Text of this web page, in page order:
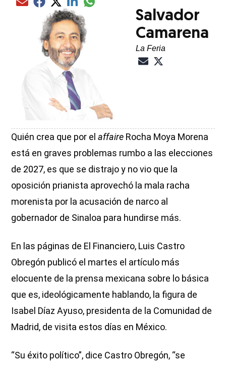
Compartir el artículo actual mediante Email
Compartir el artículo actual mediante Facebook
Compartir el artículo actual mediante Twitter
Compartir el artículo actual mediante LinkedIn
Compartir el artículo actual mediante
Salvador
Camarena
La Feria
Quién crea que por elaffaire Rocha Moya Morena
está en graves problemas rumbo a las elecciones
de 2027, es que se distrajo y no vio que la
oposición prianista aprovechó la mala racha
morenista por la acusación de narco al
gobernador de Sinaloa para hundirse más.
En las páginas de El Financiero, Luis Castro
Obregón publicó el martes el artículo más
elocuente de la prensa mexicana sobre lo básica
que es, ideológicamente hablando, la figura de
Isabel Díaz Ayuso, presidenta de la Comunidad de
Madrid, de visita estos días en México.
“Su éxito político”, dice Castro Obregón, “se